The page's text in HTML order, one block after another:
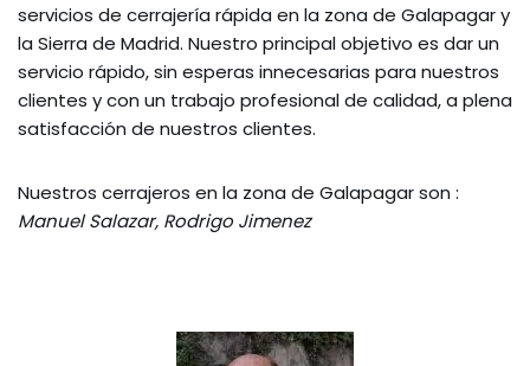
servicios de cerrajería rápida en la zona de Galapagar y
la Sierra de Madrid. Nuestro principal objetivo es dar un
servicio rápido, sin esperas innecesarias para nuestros
clientes y con un trabajo profesional de calidad, a plena
satisfacción de nuestros clientes.
Nuestros cerrajeros en la zona de Galapagar son :
Manuel Salazar, Rodrigo Jimenez